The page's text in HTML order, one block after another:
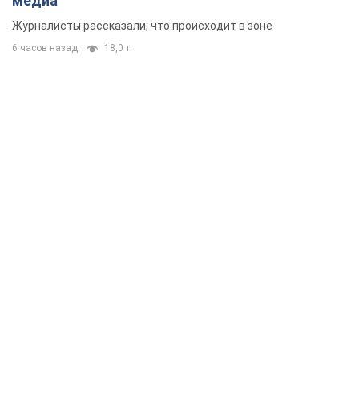
Журналисты рассказали, что происходит в зоне
6 часов назад 18,0 т.